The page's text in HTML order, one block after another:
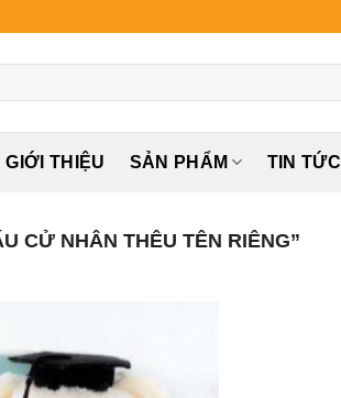
GIỚI THIỆU SẢN PHẨM TIN TỨC
CỬ NHÂN THÊU TÊN RIÊNG”